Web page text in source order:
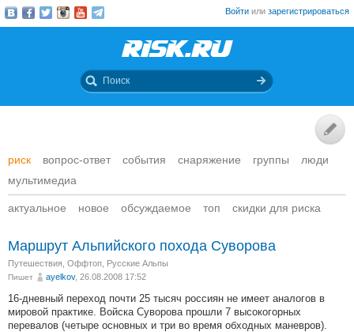
Войти или зарегистрироваться
риск вопрос-ответ события снаряжение группы
люди
мультимедиа
актуальное новое обсуждаемое топ скидки для риска
Маршрут Альпийского похода Суворова
Путешествия Оффтоп Русские Альпы
Пишет ayelkov, 26.08.2008 17:52
16-дневный переход почти 25 тысяч россиян не имеет аналогов в
мировой практике. Войска Суворова прошли 7 высокогорных
перевалов (четыре основных и три во время обходных маневров).